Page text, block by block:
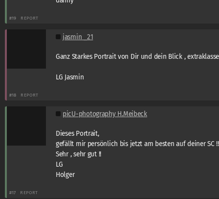
#19 REPORT
jasmin _21
Ganz Starkes Portrait von Dir und dein Blick ,
LG Jasmin
#18 REPORT
picU-photography H.Meibeck
Dieses Portrait,
gefällt mir persönlich bis jetzt am besten auf deiner SC !!
Sehr , sehr gut !!
LG
Holger
#17 REPORT